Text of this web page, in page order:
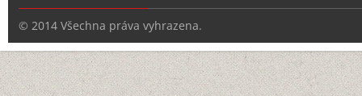
© 2014 Všechna práva vyhrazena.